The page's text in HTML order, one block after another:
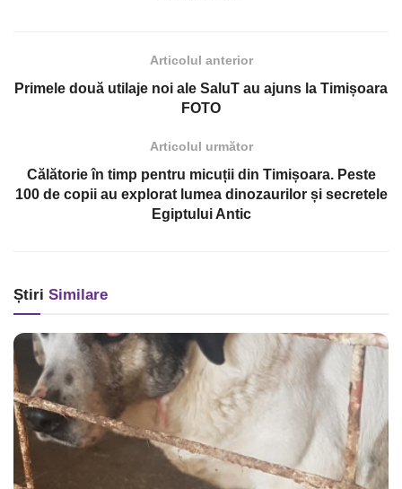
Articolul anterior
Primele două utilaje noi ale SaluT au ajuns la Timișoara
FOTO
Articolul următor
Călătorie în timp pentru micuții din Timișoara. Peste
100 de copii au explorat lumea dinozaurilor și secretele
Egiptului Antic
Știri Similare